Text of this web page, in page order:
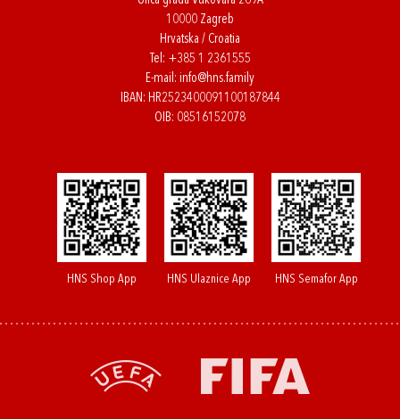
10000 Zagreb
Hrvatska / Croatia
Tel: +385 1 2361555
E-mail: info@hns.family
IBAN: HR2523400091100187844
OIB: 08516152078
HNS Shop App HNS Ulaznice App HNS Semafor App